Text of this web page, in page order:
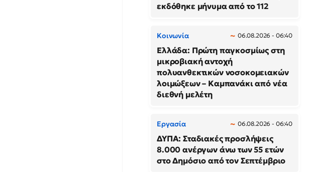
εκδόθηκε μήνυμα από το 112
Κοινωνία 06.08.2026 - 06:40
Ελλάδα: Πρώτη παγκοσμίως στη
μικροβιακή αντοχή
πολυανθεκτικών νοσοκομειακών
λοιμώξεων – Καμπανάκι από νέα
διεθνή μελέτη
Εργασία 06.08.2026 - 06:40
ΔΥΠΑ: Σταδιακές προσλήψεις
8.000 ανέργων άνω των 55 ετών
στο Δημόσιο από τον Σεπτέμβριο